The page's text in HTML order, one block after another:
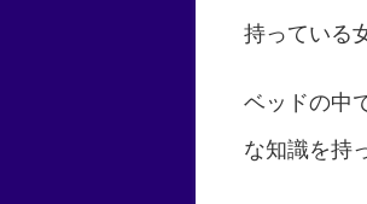
持っている
ベッドの中
な知識を持